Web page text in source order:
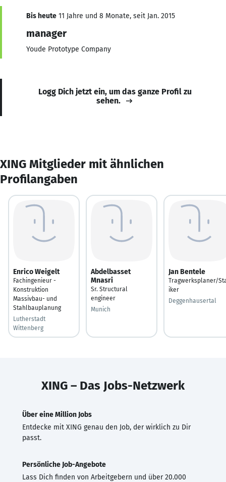
Bis heute 11 Jahre und 8 Monate, seit Jan. 2015
manager
Youde Prototype Company
Logg Dich jetzt ein, um das ganze Profil zu
sehen.
XING Mitglieder mit ähnlichen
Profilangaben
Enrico Weigelt
Fachingenieur -
Konstruktion
Massivbau- und
Stahlbauplanung
Lutherstadt
Wittenberg
Abdelbasset
Mnasri
Sr. Structural
engineer
Munich
Jan Bentele
Tragwerksplaner/
iker
Deggenhausertal
XING – Das Jobs-Netzwerk
Über eine Million Jobs
Entdecke mit XING genau den Job, der wirklich zu Dir
passt.
Persönliche Job-Angebote
Lass Dich finden von Arbeitgebern und über 20.000